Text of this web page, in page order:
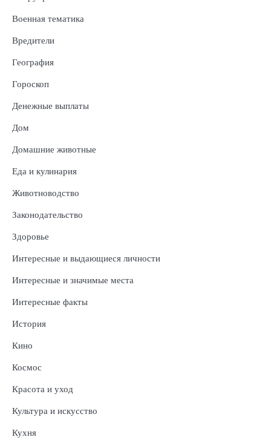
Военная тематика
Вредители
География
Гороскоп
Денежные выплаты
Дом
Домашние животные
Еда и кулинария
Животноводство
Законодательство
Здоровье
Интересные и выдающиеся личности
Интересные и значимые места
Интересные факты
История
Кино
Космос
Красота и уход
Культура и искусство
Кухня